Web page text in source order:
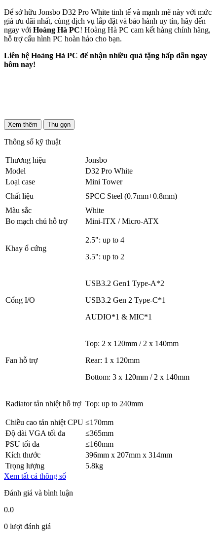
Để sở hữu Jonsbo D32 Pro White tinh tế và mạnh mẽ này với mức
giá ưu đãi nhất, cùng dịch vụ lắp đặt và bảo hành uy tín, hãy đến
ngay với Hoàng Hà PC! Hoàng Hà PC cam kết hàng chính hãng,
hỗ trợ cấu hình PC hoàn hảo cho bạn.
Liên hệ Hoàng Hà PC để nhận nhiều quà tặng hấp dẫn ngay
hôm nay!
Xem thêm Thu gọn
Thông số kỹ thuật
Thương hiệu
Jonsbo
Model
D32 Pro White
Loại case
Mini Tower
Chất liệu
SPCC Steel (0.7mm+0.8mm)
Màu sắc
White
Bo mạch chủ hỗ trợ
Mini-ITX / Micro-ATX
Khay ổ cứng
2.5": up to 4
3.5": up to 2
Cổng I/O
USB3.2 Gen1 Type-A*2
USB3.2 Gen 2 Type-C*1
AUDIO*1 & MIC*1
Fan hỗ trợ
Top: 2 x 120mm / 2 x 140mm
Rear: 1 x 120mm
Bottom: 3 x 120mm / 2 x 140mm
Radiator tản nhiệt hỗ trợ Top: up to 240mm
Chiều cao tản nhiệt CPU ≤170mm
Độ dài VGA tối đa
≤365mm
PSU tối đa
≤160mm
Kích thước
396mm x 207mm x 314mm
Trọng lượng
5.8kg
Xem tất cả thông số
Đánh giá và bình luận
0.0
0 lượt đánh giá